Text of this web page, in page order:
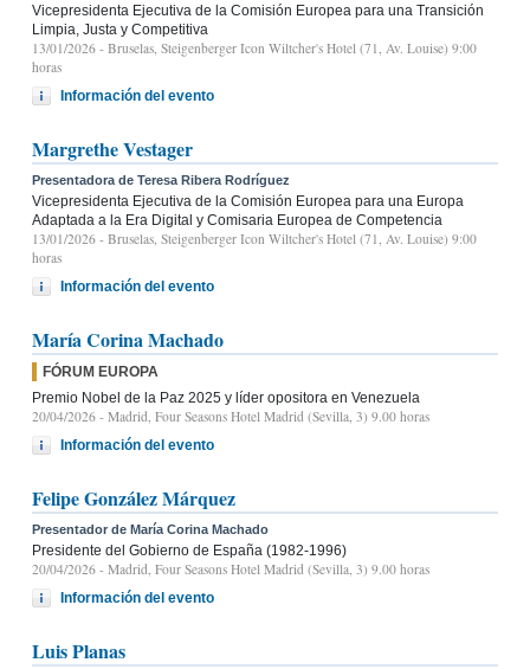
Vicepresidenta Ejecutiva de la Comisión Europea para una Transición
Limpia, Justa y Competitiva
13/01/2026 - Bruselas, Steigenberger Icon Wiltcher's Hotel (71, Av. Louise) 9:00
horas
Información del evento
Margrethe Vestager
Presentadora de Teresa Ribera Rodríguez
Vicepresidenta Ejecutiva de la Comisión Europea para una Europa
Adaptada a la Era Digital y Comisaria Europea de Competencia
13/01/2026 - Bruselas, Steigenberger Icon Wiltcher's Hotel (71, Av. Louise) 9:00
horas
Información del evento
María Corina Machado
FÓRUM EUROPA
Premio Nobel de la Paz 2025 y líder opositora en Venezuela
20/04/2026 - Madrid, Four Seasons Hotel Madrid (Sevilla, 3) 9.00 horas
Información del evento
Felipe González Márquez
Presentador de María Corina Machado
Presidente del Gobierno de España (1982-1996)
20/04/2026 - Madrid, Four Seasons Hotel Madrid (Sevilla, 3) 9.00 horas
Información del evento
Luis Planas